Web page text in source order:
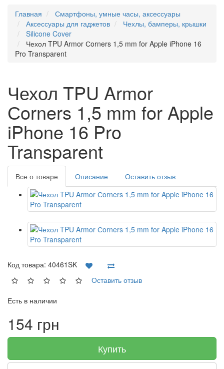
Главная
Смартфоны, умные часы, аксессуары
Аксессуары для гаджетов
Чехлы, бамперы, крышки
Silicone Cover
Чехол TPU Armor Сorners 1,5 mm for Apple iPhone 16
Pro Transparent
Чехол TPU Armor
Сorners 1,5 mm for Apple
iPhone 16 Pro
Transparent
Все о товаре Описание Оставить отзыв
Код товара: 40461SK
Оставить отзыв
Есть в наличии
154 грн
Купить